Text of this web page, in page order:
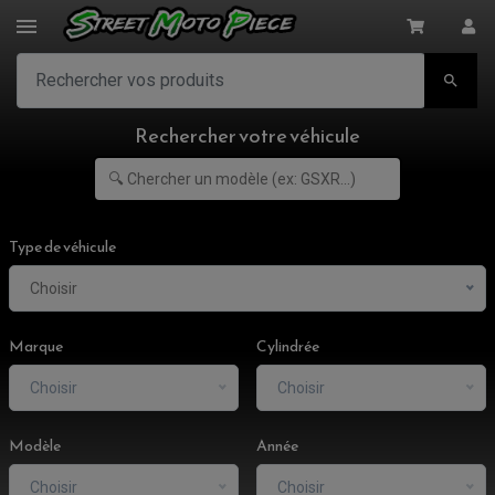

Rechercher votre véhicule
Type de véhicule
Choisir
Marque
Choisir
Cylindrée
Choisir
Modèle
Choisir
Année
Choisir